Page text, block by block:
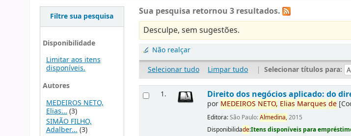
Filtre sua pesquisa
Disponibilidade
Limitar aos itens
disponíveis.
Autores
MEDEIROS NETO,
Elias... (3)
SIMÃO FILHO,
Adalber...(3)
Sua pesquisa retornou 3 resultados.
Desculpe, sem sugestões.
Não realçar
Selecionar tudo
Limpar tudo | Selecionar títulos para:
1. Direito dos negócios aplicado: do
por MEDEIROS NETO, Elias Marques de
Editora:São Paulo:Almedina,2015
Disponibilidade:Itens disponíveis para